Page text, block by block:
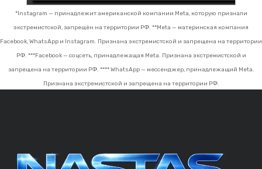
*Instagram — принадлежит американской компании Meta, которую признали
экстремистской, запрещён на территории РФ. **Meta — материнская компания
Facebook, WhatsApp и Instagram. Признана экстремистской и запрещена на территории
РФ. ***Facebook — соцсеть, принадлежащая Meta. Признана экстремистской и
запрещена на территории РФ. **** WhatsApp — мессенджер, принадлежащий Meta.
Признана экстремистской и запрещена на территории РФ.